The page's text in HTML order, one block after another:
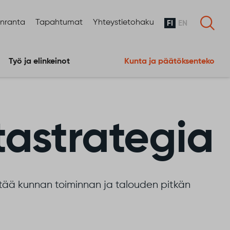
Tapahtumat Yhteystietohaku FI EN
Työ ja elinkeinot Kunta ja päätöksenteko
kunnan toiminnan ja talouden pitkän